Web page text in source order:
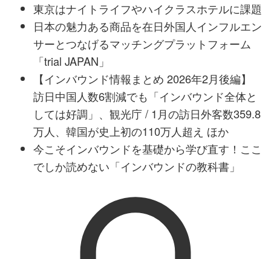
東京はナイトライフやハイクラスホテルに課題
日本の魅力ある商品を在日外国人インフルエン
サーとつなげるマッチングプラットフォーム
「trial JAPAN」
【インバウンド情報まとめ 2026年2月後編】
訪日中国人数6割減でも「インバウンド全体と
しては好調」、観光庁 / 1月の訪日外客数359.8
万人、韓国が史上初の110万人超え ほか
今こそインバウンドを基礎から学び直す！ここ
でしか読めない「インバウンドの教科書」